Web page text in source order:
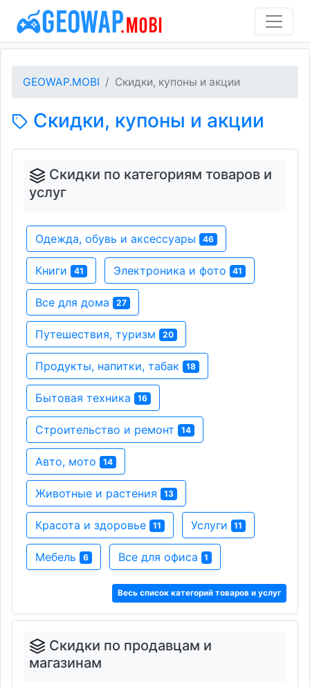
GEOWAP.MOBI Скидки, купоны и акции
Скидки, купоны и акции
Скидки по категориям товаров и
услуг
Одежда, обувь и аксессуары 46
Книги 41 Электроника и фото 41
Все для дома 27
Путешествия, туризм 20
Продукты, напитки, табак 18
Бытовая техника 16
Строительство и ремонт 14
Авто, мото 14
Животные и растения 13
Красота и здоровье 11 Услуги 11
Мебель 6 Все для офиса 1
Весь список категорий товаров и услуг
Скидки по продавцам и
магазинам